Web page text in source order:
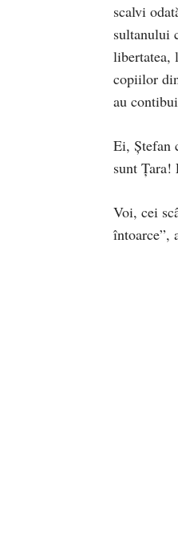
scalvi
sultanului
libertatea,
copiilor
au
Ei, Ștefan
sunt Țara!
Voi, cei
întoarce”,